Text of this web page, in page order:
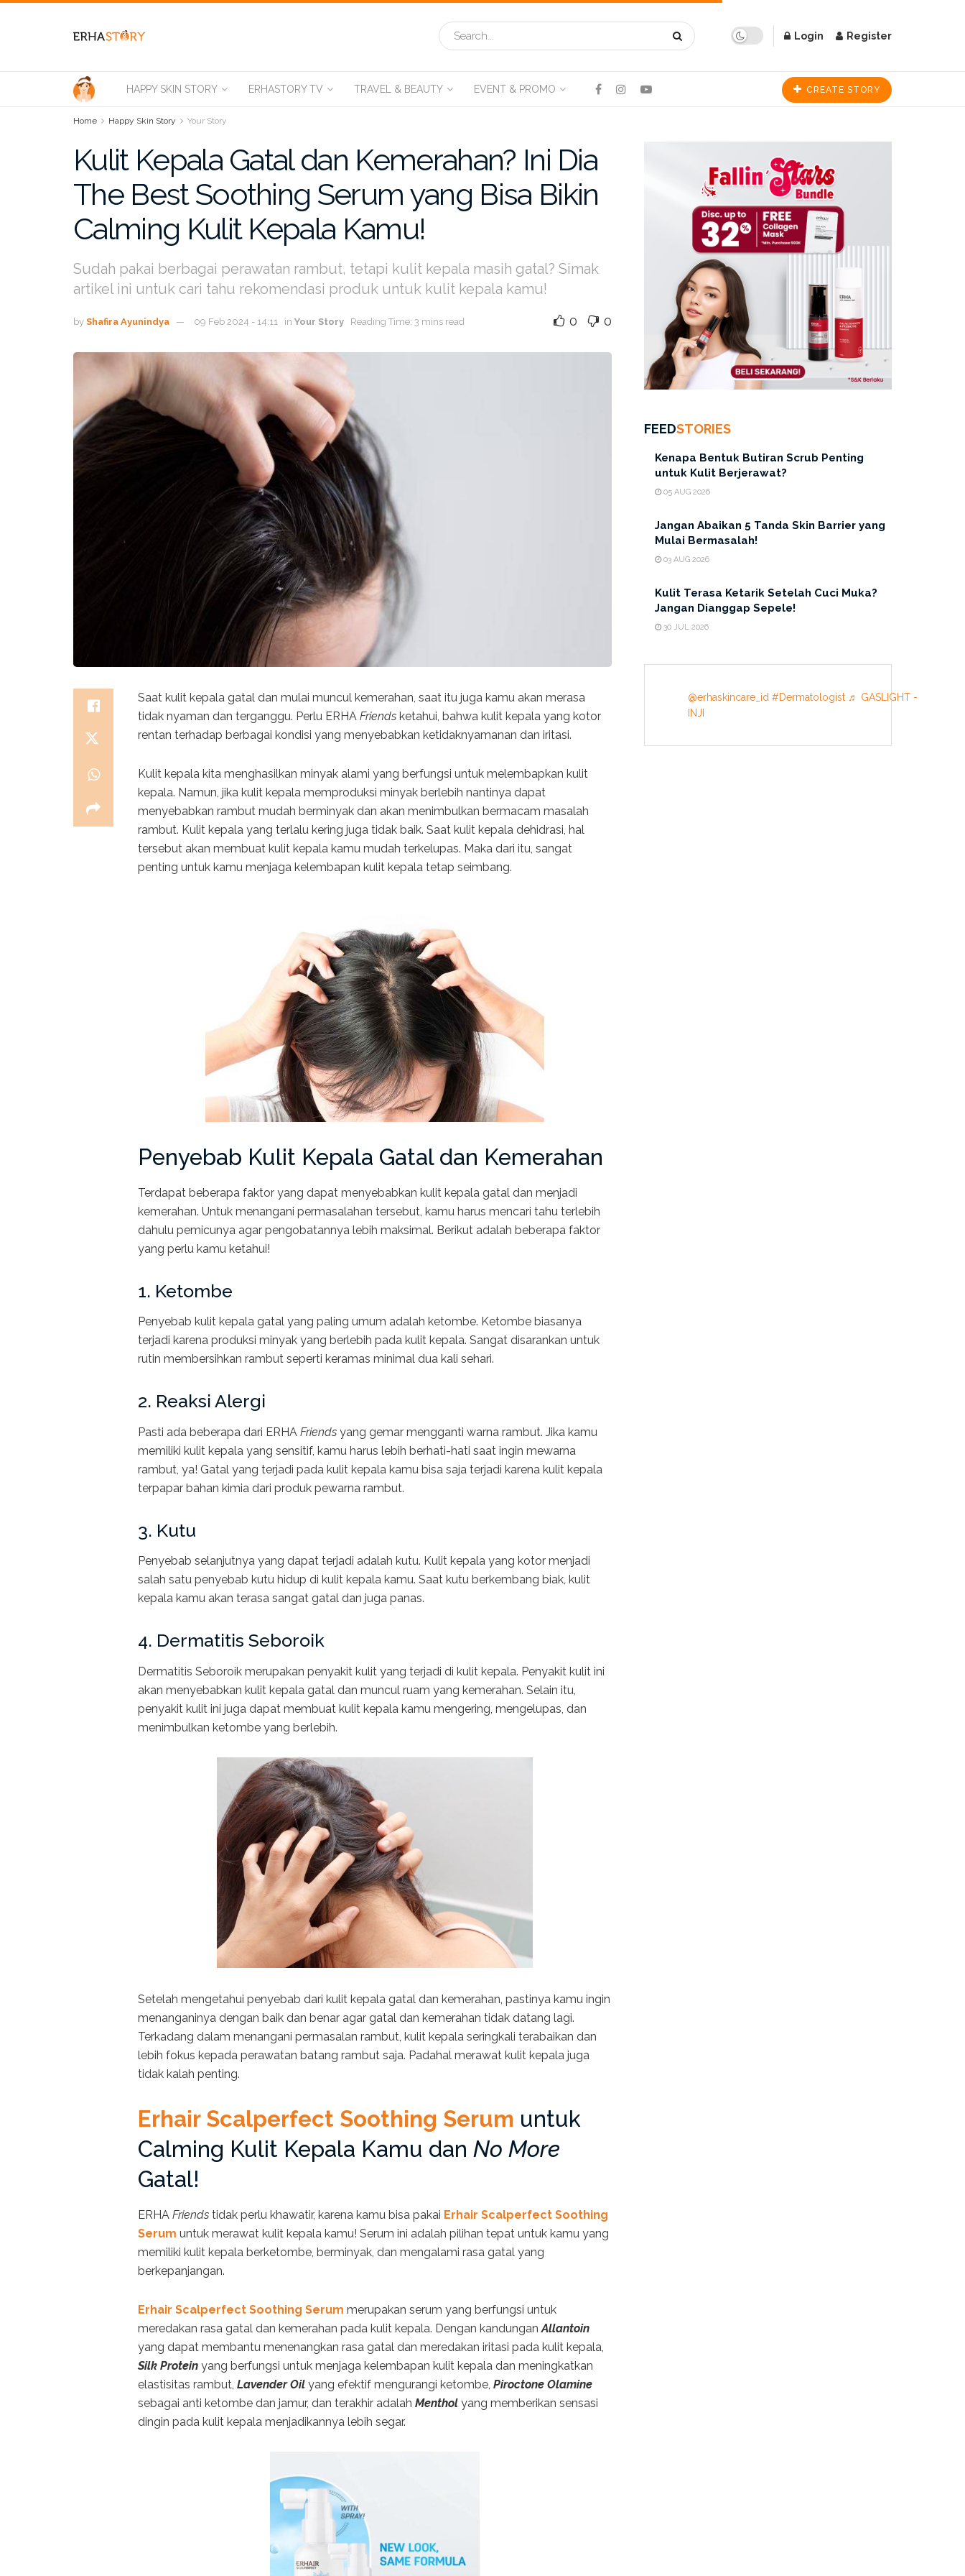
Login Register
HAPPY SKIN STORY ERHASTORY TV TRAVEL & BEAUTY EVENT & PROMO CREATE STORY
Home Happy Skin Story Your Story
Kulit Kepala Gatal dan Kemerahan? Ini Dia
The Best Soothing Serum yang Bisa Bikin
Calming Kulit Kepala Kamu!
Sudah pakai berbagai perawatan rambut, tetapi kulit kepala masih gatal? Simak
artikel ini untuk cari tahu rekomendasi produk untuk kulit kepala kamu!
by Shafira Ayunindya 09 Feb 2024 - 14:11 in Your Story Reading Time: 3 mins read 0 0
Saat kulit kepala gatal dan mulai muncul kemerahan, saat itu juga kamu akan merasa
tidak nyaman dan terganggu. Perlu ERHA Friends ketahui, bahwa kulit kepala yang kotor
rentan terhadap berbagai kondisi yang menyebabkan ketidaknyamanan dan iritasi.
Kulit kepala kita menghasilkan minyak alami yang berfungsi untuk melembapkan kulit
kepala. Namun, jika kulit kepala memproduksi minyak berlebih nantinya dapat
menyebabkan rambut mudah berminyak dan akan menimbulkan bermacam masalah
rambut. Kulit kepala yang terlalu kering juga tidak baik. Saat kulit kepala dehidrasi, hal
tersebut akan membuat kulit kepala kamu mudah terkelupas. Maka dari itu, sangat
penting untuk kamu menjaga kelembapan kulit kepala tetap seimbang.
Penyebab Kulit Kepala Gatal dan Kemerahan
Terdapat beberapa faktor yang dapat menyebabkan kulit kepala gatal dan menjadi
kemerahan. Untuk menangani permasalahan tersebut, kamu harus mencari tahu terlebih
dahulu pemicunya agar pengobatannya lebih maksimal. Berikut adalah beberapa faktor
yang perlu kamu ketahui!
1. Ketombe
Penyebab kulit kepala gatal yang paling umum adalah ketombe. Ketombe biasanya
terjadi karena produksi minyak yang berlebih pada kulit kepala. Sangat disarankan untuk
rutin membersihkan rambut seperti keramas minimal dua kali sehari.
2. Reaksi Alergi
Pasti ada beberapa dari ERHA Friends yang gemar mengganti warna rambut. Jika kamu
memiliki kulit kepala yang sensitif, kamu harus lebih berhati-hati saat ingin mewarna
rambut, ya! Gatal yang terjadi pada kulit kepala kamu bisa saja terjadi karena kulit kepala
terpapar bahan kimia dari produk pewarna rambut.
3. Kutu
Penyebab selanjutnya yang dapat terjadi adalah kutu. Kulit kepala yang kotor menjadi
salah satu penyebab kutu hidup di kulit kepala kamu. Saat kutu berkembang biak, kulit
kepala kamu akan terasa sangat gatal dan juga panas.
4. Dermatitis Seboroik
Dermatitis Seboroik merupakan penyakit kulit yang terjadi di kulit kepala. Penyakit kulit ini
akan menyebabkan kulit kepala gatal dan muncul ruam yang kemerahan. Selain itu,
penyakit kulit ini juga dapat membuat kulit kepala kamu mengering, mengelupas, dan
menimbulkan ketombe yang berlebih.
Setelah mengetahui penyebab dari kulit kepala gatal dan kemerahan, pastinya kamu ingin
menanganinya dengan baik dan benar agar gatal dan kemerahan tidak datang lagi.
Terkadang dalam menangani permasalan rambut, kulit kepala seringkali terabaikan dan
lebih fokus kepada perawatan batang rambut saja. Padahal merawat kulit kepala juga
tidak kalah penting.
Erhair Scalperfect Soothing Serum untuk
Calming Kulit Kepala Kamu dan No More
Gatal!
ERHA Friends tidak perlu khawatir, karena kamu bisa pakai Erhair Scalperfect Soothing
Serum untuk merawat kulit kepala kamu! Serum ini adalah pilihan tepat untuk kamu yang
memiliki kulit kepala berketombe, berminyak, dan mengalami rasa gatal yang
berkepanjangan.
Erhair Scalperfect Soothing Serum merupakan serum yang berfungsi untuk
meredakan rasa gatal dan kemerahan pada kulit kepala. Dengan kandunganAllantoin
yang dapat membantu menenangkan rasa gatal dan meredakan iritasi pada kulit kepala,
Silk Protein yang berfungsi untuk menjaga kelembapan kulit kepala dan meningkatkan
elastisitas rambut, Lavender Oil yang efektif mengurangi ketombe, Piroctone Olamine
sebagai anti ketombe dan jamur, dan terakhir adalah Menthol yang memberikan sensasi
dingin pada kulit kepala menjadikannya lebih segar.
FEEDSTORIES
Kenapa Bentuk Butiran Scrub Penting
untuk Kulit Berjerawat?
05 AUG 2026
Jangan Abaikan 5 Tanda Skin Barrier yang
Mulai Bermasalah!
03 AUG 2026
Kulit Terasa Ketarik Setelah Cuci Muka?
Jangan Dianggap Sepele!
30 JUL 2026
@erhaskincare_id #Dermatologist ♬ GASLIGHT -
INJI